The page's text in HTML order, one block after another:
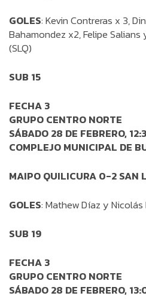
GOLES: Kevin Contreras x 3,
Bahamondez x2, Felipe
(SLQ)
SUB 15
FECHA 3
GRUPO CENTRO NORTE
SÁBADO 28 DE FEBRERO,
COMPLEJO MUNICIPAL DE
MAIPO QUILICURA 0-2 SAN
GOLES: Mathew Díaz y Nicolás
SUB 19
FECHA 3
GRUPO CENTRO NORTE
SÁBADO 28 DE FEBRERO,